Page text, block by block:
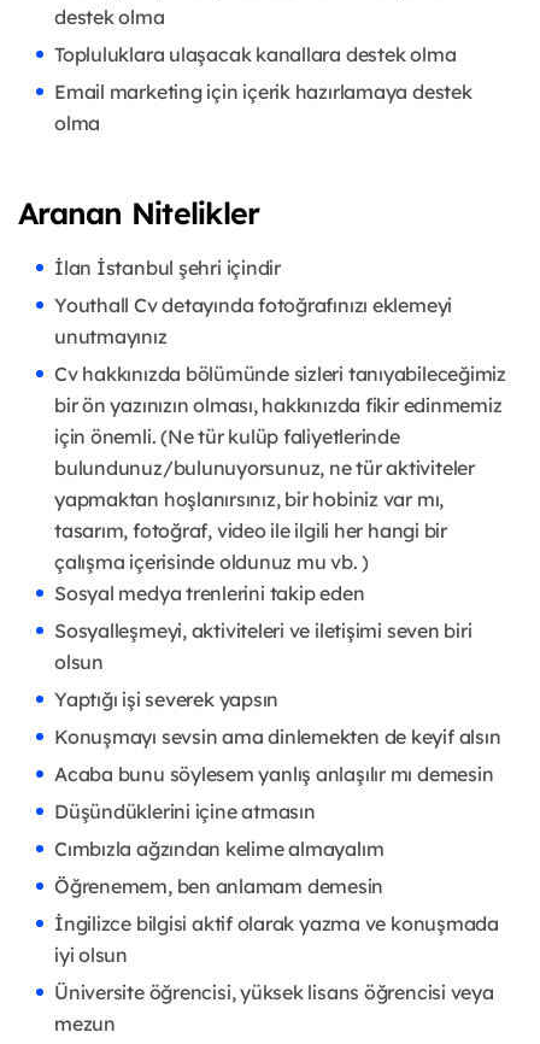
destek olma
Topluluklara ulaşacak kanallara destek olma
Email marketing için içerik hazırlamaya destek
olma
Aranan Nitelikler
İlan İstanbul şehri içindir
Youthall Cv detayında fotoğrafınızı eklemeyi
unutmayınız
Cv hakkınızda bölümünde sizleri tanıyabileceğimiz
bir ön yazınızın olması, hakkınızda fikir edinmemiz
için önemli. (Ne tür kulüp faliyetlerinde
bulundunuz/bulunuyorsunuz, ne tür aktiviteler
yapmaktan hoşlanırsınız, bir hobiniz var mı,
tasarım, fotoğraf, video ile ilgili her hangi bir
çalışma içerisinde oldunuz mu vb. )
Sosyal medya trenlerini takip eden
Sosyalleşmeyi, aktiviteleri ve iletişimi seven biri
olsun
Yaptığı işi severek yapsın
Konuşmayı sevsin ama dinlemekten de keyif alsın
Acaba bunu söylesem yanlış anlaşılır mı demesin
Düşündüklerini içine atmasın
Cımbızla ağzından kelime almayalım
Öğrenemem, ben anlamam demesin
İngilizce bilgisi aktif olarak yazma ve konuşmada
iyi olsun
Üniversite öğrencisi, yüksek lisans öğrencisi veya
mezun